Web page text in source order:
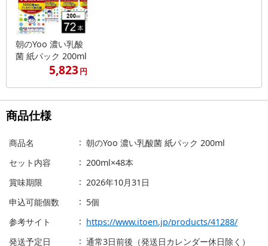
朝のYoo 濃い乳酸
菌 紙パック 200ml
5,823円
商品仕様
商品名
朝のYoo 濃い乳酸菌 紙パック 200ml
セット内容
200ml×48本
賞味期限
2026年10月31日
申込可能個数
5個
参考サイト
https://www.itoen.jp/products/41288/
発送予定日
通常3日前後（発送日カレンダー休日除く）